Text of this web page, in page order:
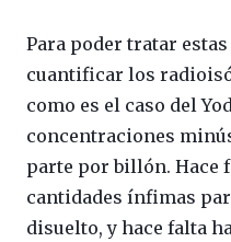
Para poder tratar estas
cuantificar los
como es el caso del
concentraciones
parte por billón. Hace
cantidades ínfimas
disuelto, y hace falta